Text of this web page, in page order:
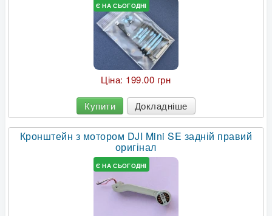
Є НА СЬОГОДНІ
Ціна: 199.00 грн
Купити Докладніше
Кронштейн з мотором DJI Mini SE задній правий
оригінал
Є НА СЬОГОДНІ